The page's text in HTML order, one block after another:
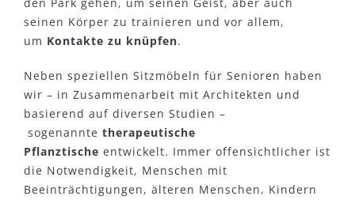
seinen Körper zu trainieren und vor allem,
um Kontakte zu knüpfen.
Neben speziellen Sitzmöbeln für Senioren haben
wir – in Zusammenarbeit mit Architekten und
basierend auf diversen Studien –
sogenannte therapeutische
Pflanztische entwickelt. Immer offensichtlicher ist
die Notwendigkeit, Menschen mit
Beeinträchtigungen, älteren Menschen, Kindern